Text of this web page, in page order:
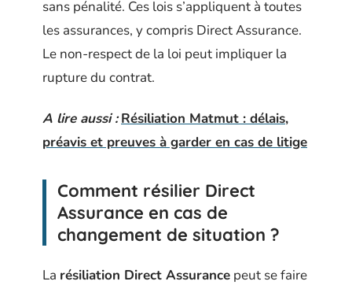
sans pénalité. Ces lois s’appliquent à toutes
les assurances, y compris Direct Assurance.
Le non-respect de la loi peut impliquer la
rupture du contrat.
A lire aussi : Résiliation Matmut : délais,
préavis et preuves à garder en cas de litige
Comment résilier Direct
Assurance en cas de
changement de situation ?
La résiliation Direct Assurance peut se faire